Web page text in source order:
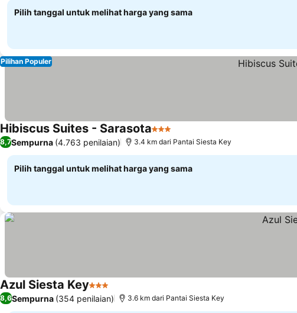
Pilih tanggal untuk melihat harga yang sama
Pilihan Populer
Hibiscus Suites - Sarasota3 Bintang
8,7Sempurna (4.763 penilaian) 3.4 km dari Pantai Siesta Key
Pilih tanggal untuk melihat harga yang sama
Azul Siesta Key3 Bintang
8,6Sempurna (354 penilaian) 3.6 km dari Pantai Siesta Key